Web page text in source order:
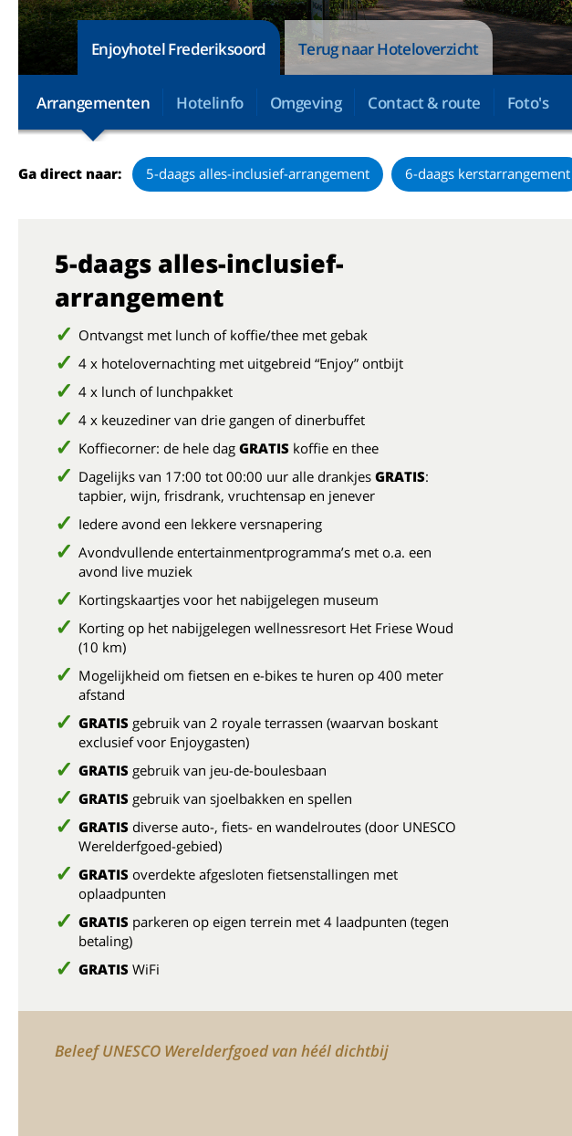
Enjoyhotel Frederiksoord Terug naar Hoteloverzicht
Arrangementen Hotelinfo Omgeving Contact & route Foto's
Ga direct naar: 5-daags alles-inclusief-arrangement 6-daags kerstarrangement
5-daags alles-inclusief-
arrangement
Ontvangst met lunch of koffie/thee met gebak
4 x hotelovernachting met uitgebreid “Enjoy” ontbijt
4 x lunch of lunchpakket
4 x keuzediner van drie gangen of dinerbuffet
Koffiecorner: de hele dag GRATIS koffie en thee
Dagelijks van 17:00 tot 00:00 uur alle drankjes GRATIS:
tapbier, wijn, frisdrank, vruchtensap en jenever
Iedere avond een lekkere versnapering
Avondvullende entertainmentprogramma’s met o.a. een
avond live muziek
Kortingskaartjes voor het nabijgelegen museum
Korting op het nabijgelegen wellnessresort Het Friese Woud
(10 km)
Mogelijkheid om fietsen en e-bikes te huren op 400 meter
afstand
GRATIS gebruik van 2 royale terrassen (waarvan boskant
exclusief voor Enjoygasten)
GRATIS gebruik van jeu-de-boulesbaan
GRATIS gebruik van sjoelbakken en spellen
GRATIS diverse auto-, fiets- en wandelroutes (door UNESCO
Werelderfgoed-gebied)
GRATIS overdekte afgesloten fietsenstallingen met
oplaadpunten
GRATIS parkeren op eigen terrein met 4 laadpunten (tegen
betaling)
GRATIS WiFi
Beleef UNESCO Werelderfgoed van héél dichtbij